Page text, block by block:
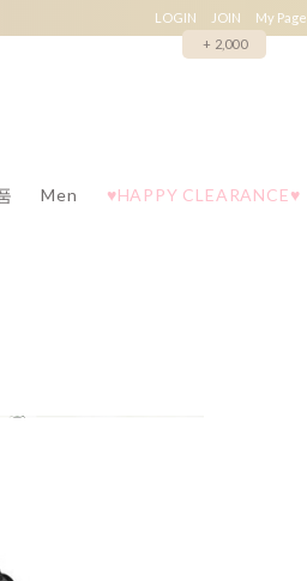
LOGIN
JOIN
+ 2,000
My Page
Men ♥HAPPY CLEARANCE♥